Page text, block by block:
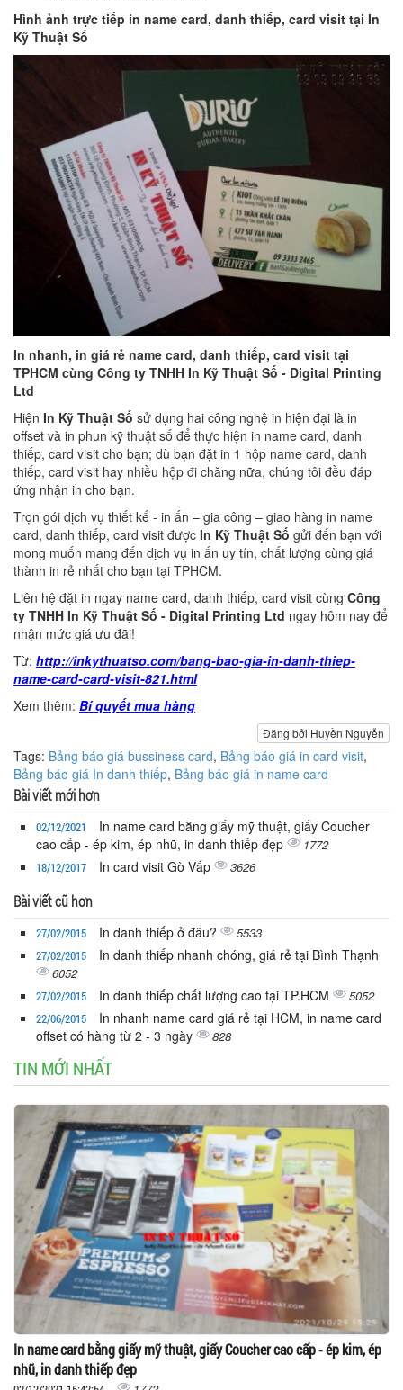
Hình ảnh trực tiếp in name card, danh thiếp, card visit tại In
Kỹ Thuật Số
In nhanh, in giá rẻ name card, danh thiếp, card visit tại
TPHCM cùng Công ty TNHH In Kỹ Thuật Số - Digital Printing
Ltd
Hiện In Kỹ Thuật Số sử dụng hai công nghệ in hiện đại là in
offset và in phun kỹ thuật số để thực hiện in name card, danh
thiếp, card visit cho bạn; dù bạn đặt in 1 hộp name card, danh
thiếp, card visit hay nhiều hộp đi chăng nữa, chúng tôi đều đáp
ứng nhận in cho bạn.
Trọn gói dịch vụ thiết kế - in ấn – gia công – giao hàng in name
card, danh thiếp, card visit được In Kỹ Thuật Số gửi đến bạn với
mong muốn mang đến dịch vụ in ấn uy tín, chất lượng cùng giá
thành in rẻ nhất cho bạn tại TPHCM.
Liên hệ đặt in ngay name card, danh thiếp, card visit cùng Công
ty TNHH In Kỹ Thuật Số - Digital Printing Ltd ngay hôm nay để
nhận mức giá ưu đãi!
Từ: http://inkythuatso.com/bang-bao-gia-in-danh-thiep-
name-card-card-visit-821.html
Xem thêm: Bí quyết mua hàng
Đăng bởi Huyền Nguyễn
Tags: Bảng báo giá bussiness card, Bảng báo giá in card visit,
Bảng báo giá In danh thiếp, Bảng báo giá in name card
Bài viết mới hơn
02/12/2021
In name card bằng giấy mỹ thuật, giấy Coucher
cao cấp - ép kim, ép nhũ, in danh thiếp đẹp
1772
18/12/2017 In card visit Gò Vấp 3626
Bài viết cũ hơn
27/02/2015 In danh thiếp ở đâu? 5533
27/02/2015 In danh thiếp nhanh chóng, giá rẻ tại Bình Thạnh
6052
27/02/2015 In danh thiếp chất lượng cao tại TP.HCM 5052
22/06/2015
In nhanh name card giá rẻ tại HCM, in name card
offset có hàng từ 2 - 3 ngày
828
TIN MỚI NHẤT
In name card bằng giấy mỹ thuật, giấy Coucher cao cấp - ép kim, ép
nhũ, in danh thiếp đẹp